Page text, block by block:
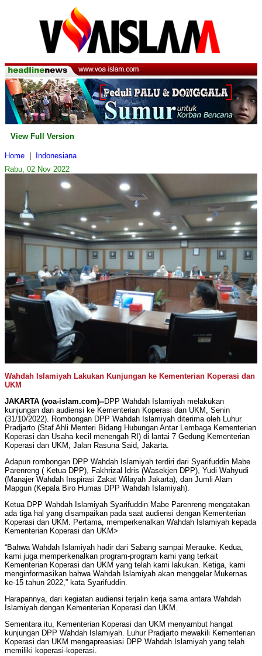
View Full Version
Home
Indonesiana
Rabu, 02 Nov 2022
Wahdah Islamiyah Lakukan Kunjungan ke Kementerian Koperasi dan
UKM
JAKARTA (voa-islam.com)--DPP Wahdah Islamiyah melakukan
kunjungan dan audiensi ke Kementerian Koperasi dan UKM, Senin
(31/10/2022). Rombongan DPP Wahdah Islamiyah diterima oleh Luhur
Pradjarto (Staf Ahli Menteri Bidang Hubungan Antar Lembaga Kementerian
Koperasi dan Usaha kecil menengah RI) di lantai 7 Gedung Kementerian
Koperasi dan UKM, Jalan Rasuna Said, Jakarta.
Adapun rombongan DPP Wahdah Islamiyah terdiri dari Syarifuddin Mabe
Parenreng ( Ketua DPP), Fakhrizal Idris (Wasekjen DPP), Yudi Wahyudi
(Manajer Wahdah Inspirasi Zakat Wilayah Jakarta), dan Jumli Alam
Mapgun (Kepala Biro Humas DPP Wahdah Islamiyah).
Ketua DPP Wahdah Islamiyah Syarifuddin Mabe Parenreng mengatakan
ada tiga hal yang disampaikan pada saat audiensi dengan Kementerian
Koperasi dan UKM. Pertama, memperkenalkan Wahdah Islamiyah kepada
Kementerian Koperasi dan UKM>
“Bahwa Wahdah Islamiyah hadir dari Sabang sampai Merauke. Kedua,
kami juga memperkenalkan program-program kami yang terkait
Kementerian Koperasi dan UKM yang telah kami lakukan. Ketiga, kami
menginformasikan bahwa Wahdah Islamiyah akan menggelar Mukernas
ke-15 tahun 2022,” kata Syarifuddin.
Harapannya, dari kegiatan audiensi terjalin kerja sama antara Wahdah
Islamiyah dengan Kementerian Koperasi dan UKM.
Sementara itu, Kementerian Koperasi dan UKM menyambut hangat
kunjungan DPP Wahdah Islamiyah. Luhur Pradjarto mewakili Kementerian
Koperasi dan UKM mengapreasiasi DPP Wahdah Islamiyah yang telah
memiliki koperasi-koperasi.